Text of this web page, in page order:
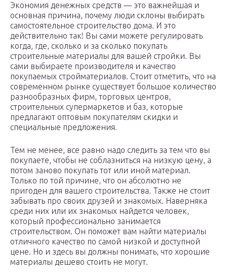
Экономия денежных средств — это важнейшая и
основная причина, почему люди склоны выбирать
самостоятельное строительство дома. И это
действительно так! Вы сами можете регулировать
когда, где, сколько и за сколько покупать
строительные материалы для вашей стройки. Вы
сами выбираете производителя и качество
покупаемых стройматериалов. Стоит отметить, что на
современном рынке существует большое количество
разнообразных фирм, торговых центров,
строительных супермаркетов и баз, которые
предлагают оптовым покупателям скидки и
специальные предложения.
Тем не менее, все равно надо следить за тем что вы
покупаете, чтобы не соблазниться на низкую цену, а
потом заново покупать тот или иной материал.
Только по той причине, что он абсолютно не
пригоден для вашего строительства. Также не стоит
забывать про своих друзей и знакомых. Наверняка
среди них или их знакомых найдется человек,
который профессионально занимается
строительством. Он поможет вам найти материалы
отличного качество по самой низкой и доступной
цене. Но и здесь вы должны понимать, что хорошие
материалы дешево стоить не могут.